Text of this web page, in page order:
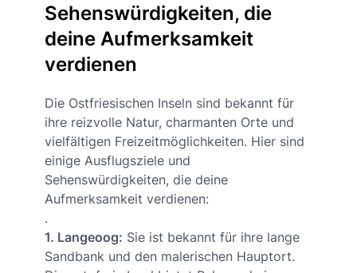
Sehenswürdigkeiten, die
deine Aufmerksamkeit
verdienen
Die Ostfriesischen Inseln sind bekannt für
ihre reizvolle Natur, charmanten Orte und
vielfältigen Freizeitmöglichkeiten. Hier sind
einige Ausflugsziele und
Sehenswürdigkeiten, die deine
Aufmerksamkeit verdienen:
.
1. Langeoog: Sie ist bekannt für ihre lange
Sandbank und den malerischen Hauptort.